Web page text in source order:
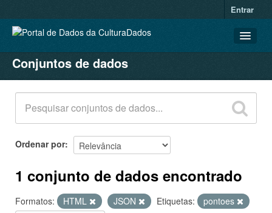
Entrar
CONJUNTOS DE DADOS
ORGANIZAÇÕES
GRUPOS
SOBRE
Conjuntos de dados
Ordenar por
1 conjunto de dados encontrado
Formatos: HTML JSON Etiquetas:
pontoes